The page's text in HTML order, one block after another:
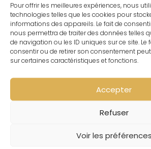
Pour offrir les meilleures expériences, nous
technologies telles que les cookies pour
informations des appareils. Le fait de
nous permettra de traiter des données telles
de navigation ou les ID uniques sur ce site. Le
consentir ou de retirer son consentement
sur certaines caractéristiques et fonctions.
Accepter
Refuser
Voir les préférences
passe, votre adresse IP sera incluse
réinitialisation.
Durées De
Vos Données
Si vous laissez un commentaire, le
métadonnées sont conservés
commentaires suivants au lieu de les
Pour les comptes qui s’inscrivent sur